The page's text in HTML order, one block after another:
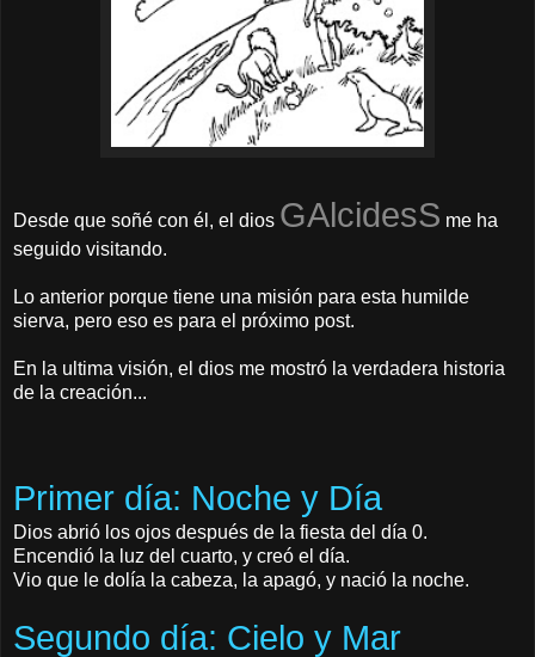
Desde que soñé con él, el dios GAlcidesS me ha
seguido visitando.
Lo anterior porque tiene una misión para esta humilde
sierva, pero eso es para el próximo post.
En la ultima visión, el dios me mostró la verdadera historia
de la creación...
Primer día: Noche y Día
Dios abrió los ojos después de la fiesta del día 0.
Encendió la luz del cuarto, y creó el día.
Vio que le dolía la cabeza, la apagó, y nació la noche.
Segundo día: Cielo y Mar